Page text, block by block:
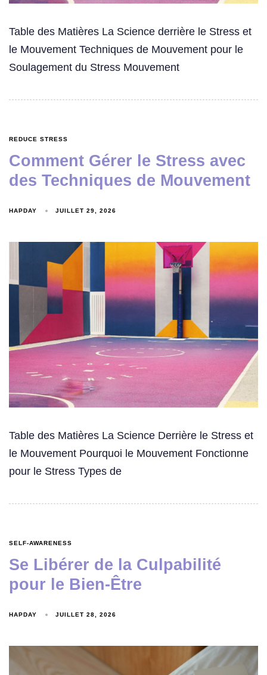
Table des Matières La Science derrière le Stress et
le Mouvement Techniques de Mouvement pour le
Soulagement du Stress Mouvement
REDUCE STRESS
Comment Gérer le Stress avec
des Techniques de Mouvement
HAPDAY JUILLET 29, 2026
Table des Matières La Science Derrière le Stress et
le Mouvement Pourquoi le Mouvement Fonctionne
pour le Stress Types de
SELF-AWARENESS
Se Libérer de la Culpabilité
pour le Bien-Être
HAPDAY JUILLET 28, 2026